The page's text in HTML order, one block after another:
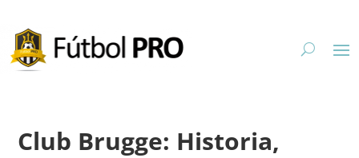
Club Brugge: Historia,